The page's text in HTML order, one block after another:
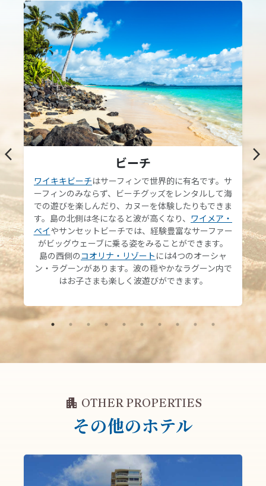
arrow_back_ios ビーチ
ワイキキビーチはサーフィンで世界的に有名です。サ
ーフィンのみならず、ビーチグッズをレンタルして海
での遊びを楽しんだり、カヌーを体験したりもできま
す。島の北側は冬になると波が高くなり、 ワイメア・
ベイやサンセットビーチでは、経験豊富なサーファー
がビッグウェーブに乗る姿をみることができます。
島の西側のコオリナ・リゾート には4つのオーシャ
ン・ラグーンがあります。波の穏やかなラグーン内で
はお子さまも楽しく波遊びができます。
arrow_forward_ios
apartment OTHER PROPERTIES
その他のホテル